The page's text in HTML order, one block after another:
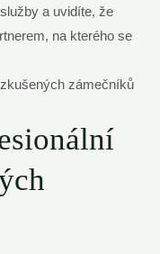
a uvidíte, že
na kterého se